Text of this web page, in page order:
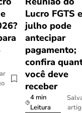
Lucro FGTS
julho pode
antecipar
pagamento;
confira
você deve
receber
4 min
Leitura